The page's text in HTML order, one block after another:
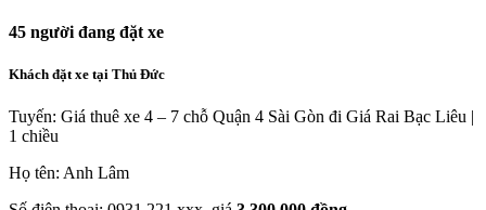
45 người đang đặt xe
Khách đặt xe tại Thủ Đức
Tuyến: Giá thuê xe 4 – 7 chỗ Quận 4 Sài Gòn đi Giá Rai Bạc Liêu |
1 chiều
Họ tên: Anh Lâm